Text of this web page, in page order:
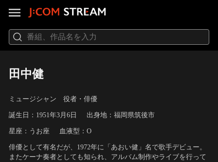
田中健
ミュージシャン 役者・俳優
誕生日：1951年3月6日 出身地：福岡県筑後市
星座：うお座 血液型：O
俳優として有名だが、1972年に「あおい健」名で歌手デビュー。
またケーナ奏者としても知られ、アルバム制作やライブを行って